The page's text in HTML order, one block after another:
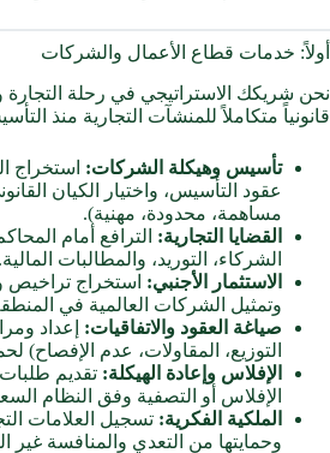
أولاً: خدمات قطاع الأعمال والشركات
نحن شريكك الاستراتيجي في رحلة التجارة
قانونياً متكاملاً للمنشآت التجارية منذ
تأسيس وهيكلة الشركات: استخراج
عقود التأسيس، واختيار الكيان
مساهمة، محدودة، مهنية).
القضايا التجارية: الترافع أمام
الشركاء، التوريد، والمطالبات المالية.
الاستثمار الأجنبي:
وتمثيل الشركات العالمية في
صياغة العقود والاتفاقيات: إعداد
التوزيع، المقاولات، عدم الإفصاح)
الإفلاس وإعادة الهيكلة: تقديم
الإفلاس أو التصفية وفق النظام
الملكية الفكرية: تسجيل العلامات
وحمايتها من التعدي والمنافسة غير